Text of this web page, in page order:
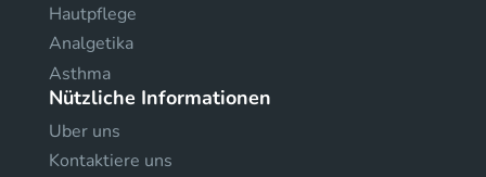
Hautpflege
Analgetika
Asthma
Nützliche Informationen
Uber uns
Kontaktiere uns